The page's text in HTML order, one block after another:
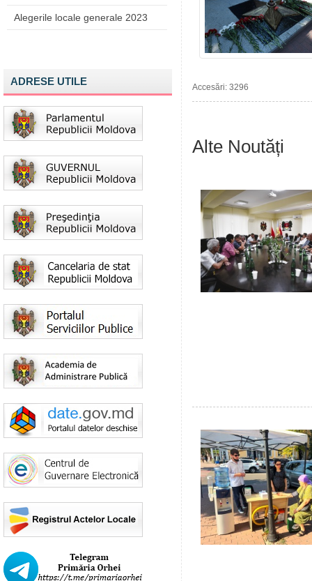
Alegerile locale generale 2023
ADRESE UTILE Accesări: 3296
Alte Noutăți